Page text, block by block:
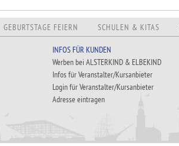
GEBURTSTAGE FEIERN SCHULEN & KITAS
INFOS FÜR KUNDEN
Werben bei ALSTERKIND & ELBEKIND
Infos für Veranstalter/Kursanbieter
Login für Veranstalter/Kursanbieter
Adresse eintragen